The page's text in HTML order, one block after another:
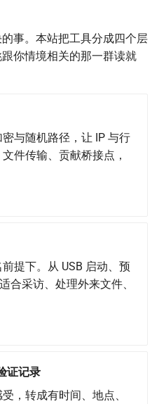
事。本站把工具分成四个层
你情境相关的那一群读就
与随机路径，让 IP 与行
件传输、贡献桥接点，
提下。从 USB 启动、预
合采访、处理外来文件、
证记录
，转成有时间、地点、